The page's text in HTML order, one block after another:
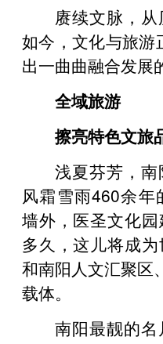
赓续文脉，从
如今，文化与旅游
出一曲曲融合发展
全域旅游
擦亮特色文旅
浅夏芬芳，
风霜雪雨460余年
墙外，医圣文化
多久，这儿将成
和南阳人文汇聚区
载体。
南阳最靓的